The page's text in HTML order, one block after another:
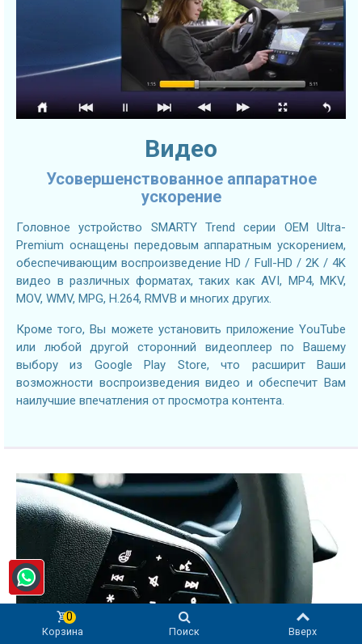
Видео
Усовершенствованное аппаратное
ускорение
Головное устройство SMARTY Trend серии OEM Ultra-
Premium оснащены передовым аппаратным ускорением,
обеспечивающим воспроизведение HD / Full-HD / 2K / 4K
видео в различных форматах, таких как AVI, MP4, MKV,
MOV, WMV, MPG, H.264, RMVB и многих других.
Кроме того, Вы можете установить приложение YouTube
или любой другой сторонний видеоплеер по Вашему
выбору из Google Play Store, что расширит Ваши
возможности воспроизведения видео и обеспечит Вам
наилучшие впечатления от просмотра контента.
Корзина
0
Поиск Вверх